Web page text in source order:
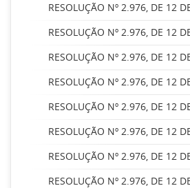
RESOLUÇÃO Nº 2.976, DE 12
RESOLUÇÃO Nº 2.976, DE 12
RESOLUÇÃO Nº 2.976, DE 12
RESOLUÇÃO Nº 2.976, DE 12
RESOLUÇÃO Nº 2.976, DE 12
RESOLUÇÃO Nº 2.976, DE 12
RESOLUÇÃO Nº 2.976, DE 12
RESOLUÇÃO Nº 2.976, DE 12